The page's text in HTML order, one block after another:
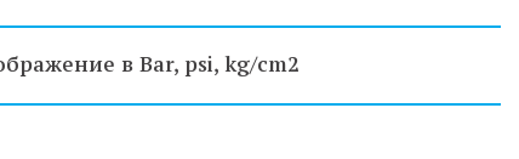
в Bar, psi, kg/cm2